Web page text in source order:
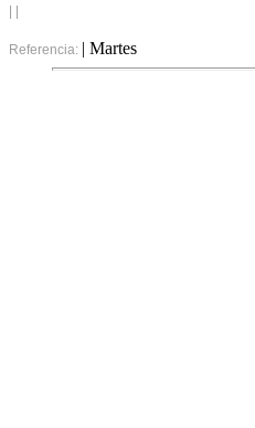
Referencia: | Martes